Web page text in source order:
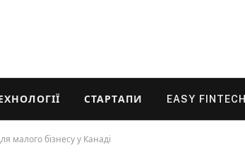
СТАРТАПИ EASY FINTECH
малого бізнесу у Канаді